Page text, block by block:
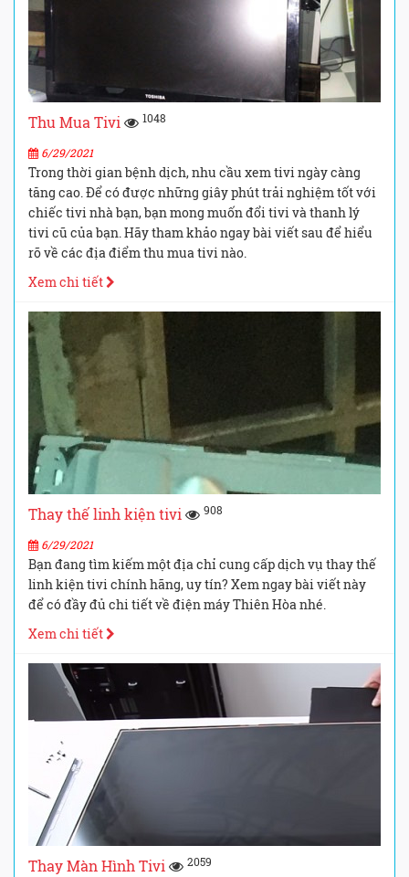
Thu Mua Tivi 1048
6/29/2021
Trong thời gian bệnh dịch, nhu cầu xem tivi ngày càng
tăng cao. Để có được những giây phút trải nghiệm tốt với
chiếc tivi nhà bạn, bạn mong muốn đổi tivi và thanh lý
tivi cũ của bạn. Hãy tham khảo ngay bài viết sau để hiểu
rõ về các địa điểm thu mua tivi nào.
Xem chi tiết
Thay thế linh kiện tivi 908
6/29/2021
Bạn đang tìm kiếm một địa chỉ cung cấp dịch vụ thay thế
linh kiện tivi chính hãng, uy tín? Xem ngay bài viết này
để có đầy đủ chi tiết về điện máy Thiên Hòa nhé.
Xem chi tiết
Thay Màn Hình Tivi 2059